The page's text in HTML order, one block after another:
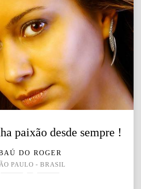
paixão desde sempre !
DO ROGER
PAULO - BRASIL